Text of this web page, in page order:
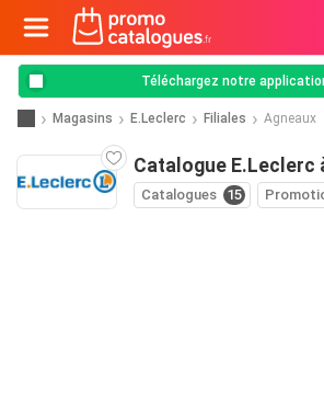
Téléchargez notre
Magasins E.Leclerc Filiales Agneaux
Catalogue E.Leclerc
Catalogues 15